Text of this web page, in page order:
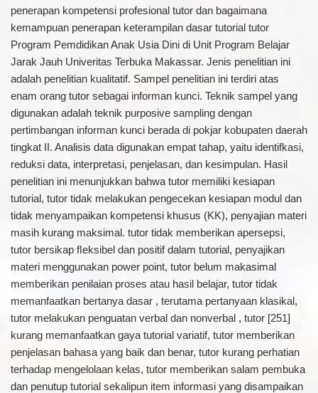
penerapan kompetensi profesional tutor dan bagaimana
kemampuan penerapan keterampilan dasar tutorial tutor
Program Pemdidikan Anak Usia Dini di Unit Program Belajar
Jarak Jauh Univeritas Terbuka Makassar. Jenis penelitian ini
adalah penelitian kualitatif. Sampel penelitian ini terdiri atas
enam orang tutor sebagai informan kunci. Teknik sampel yang
digunakan adalah teknik purposive sampling dengan
pertimbangan informan kunci berada di pokjar kobupaten daerah
tingkat II. Analisis data digunakan empat tahap, yaitu identifkasi,
reduksi data, interpretasi, penjelasan, dan kesimpulan. Hasil
penelitian ini menunjukkan bahwa tutor memiliki kesiapan
tutorial, tutor tidak melakukan pengecekan kesiapan modul dan
tidak menyampaikan kompetensi khusus (KK), penyajian materi
masih kurang maksimal. tutor tidak memberikan apersepsi,
tutor bersikap ﬂeksibel dan positif dalam tutorial, penyajikan
materi menggunakan power point, tutor belum makasimal
memberikan penilaian proses atau hasil belajar, tutor tidak
memanfaatkan bertanya dasar , terutama pertanyaan klasikal,
tutor melakukan penguatan verbal dan nonverbal , tutor [251]
kurang memanfaatkan gaya tutorial variatif, tutor memberikan
penjelasan bahasa yang baik dan benar, tutor kurang perhatian
terhadap mengelolaan kelas, tutor memberikan salam pembuka
dan penutup tutorial sekalipun item informasi yang disampaikan